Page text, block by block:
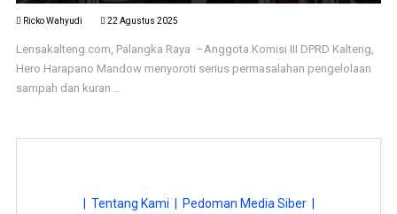
Ricko Wahyudi 22 Agustus 2025
Lensakalteng.com, Palangka Raya –Anggota Komisi III DPRD Kalteng,
Hero Harapano Mandow menyoroti serius permasalahan pengelolaan
sampah dan kuran ...
| Tentang Kami |
Pedoman Media Siber |